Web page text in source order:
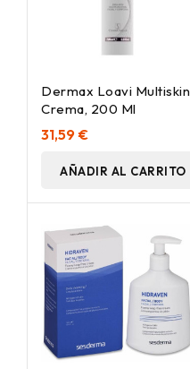
Dermax Loavi Multiskin
Crema, 200 Ml
31,59 €
AÑADIR AL CARRITO